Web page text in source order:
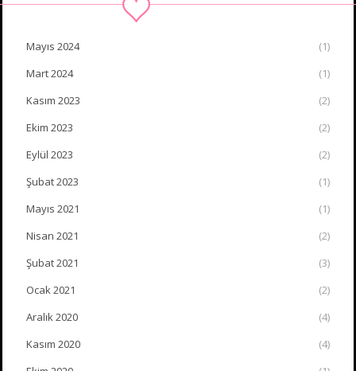
Mayıs 2024
(1)
Mart 2024
(1)
Kasım 2023
(2)
Ekim 2023
(2)
Eylül 2023
(2)
Şubat 2023
(1)
Mayıs 2021
(1)
Nisan 2021
(2)
Şubat 2021
(3)
Ocak 2021
(2)
Aralık 2020
(4)
Kasım 2020
(4)